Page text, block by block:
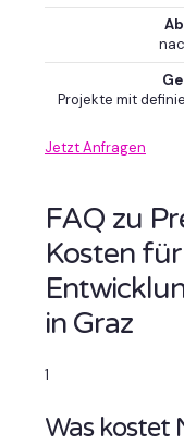
Projekte mit
Jetzt Anfragen
FAQ zu
Kosten
in Graz
1
Was kostet